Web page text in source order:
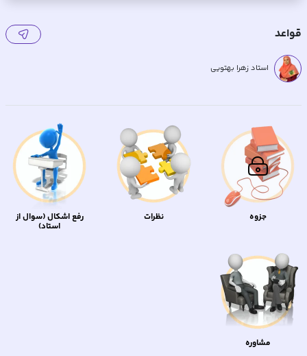
قواعد
استاد زهرا بهتویی
جزوه نظرات رفع اشکال (سوال از
استاد)
مشاوره